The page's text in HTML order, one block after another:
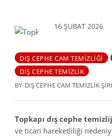
16 ŞUBAT 2026
DIŞ CEPHE CAM TEMIZLIĞI
DIŞ CEPHE TEMIZLIK
BY DIŞ CEPHE CAM TEMIZLIK
Topkapı dış cephe
ve ticari hareketliliği